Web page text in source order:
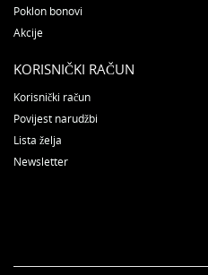
Poklon bonovi
Akcije
KORISNIČKI RAČUN
Korisnički račun
Povijest narudžbi
Lista želja
Newsletter